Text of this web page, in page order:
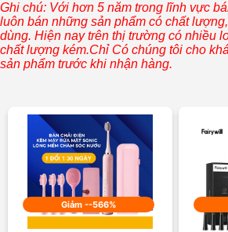
Ghi chú: Với hơn 5 năm trong lĩnh vực
luôn bán những sản phẩm có chất
dùng. Hiện nay trên thị trường có nhiều
chất lượng kém.Chỉ Có chúng tôi cho
sản phẩm trước khi nhận hàng.
Giảm --566%